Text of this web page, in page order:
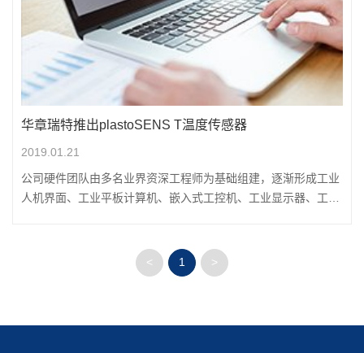
华章瑞特推出plastoSENS T温度传感器
2019.01.21
公司硬件团队由多名业界资深工程师为基础组建，逐渐形成工业
人机界面、工业平板计算机、嵌入式工控机、工业显示器、工业
< 1 >